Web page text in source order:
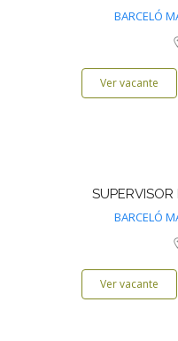
BARCELÓ
Ver vacante
BARCELÓ
Ver vacante